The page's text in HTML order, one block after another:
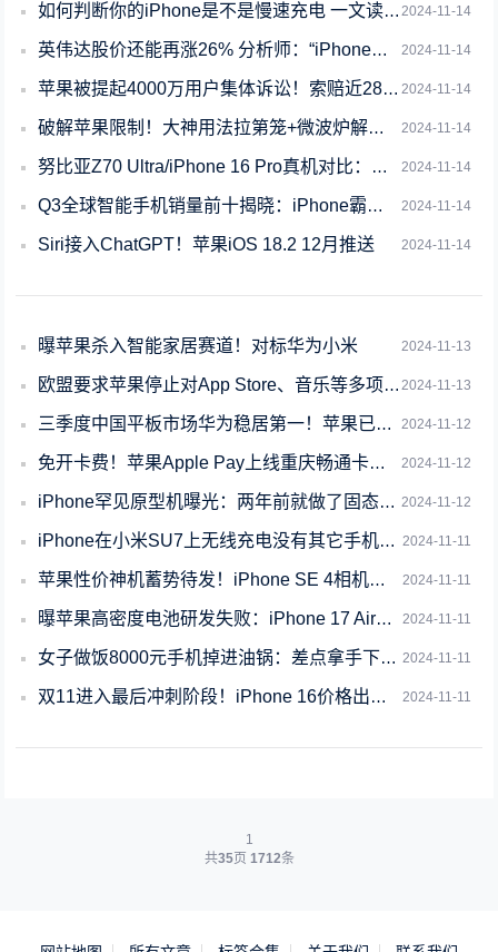
2024-11-14
如何判断你的iPhone是不是慢速充电 一文读懂
2024-11-14
英伟达股价还能再涨26% 分析师：“iPhone时刻”即将来袭
2024-11-14
苹果被提起4000万用户集体诉讼！索赔近280亿元
2024-11-14
破解苹果限制！大神用法拉第笼+微波炉解锁AirPods Pro助听器功能
2024-11-14
努比亚Z70 Ultra/iPhone 16 Pro真机对比：屏占比高下立判
2024-11-14
Q3全球智能手机销量前十揭晓：iPhone霸占前三 国产仅Redmi 13C上
2024-11-14
Siri接入ChatGPT！苹果iOS 18.2 12月推送
2024-11-13
曝苹果杀入智能家居赛道！对标华为小米
2024-11-13
欧盟要求苹果停止对App Store、音乐等多项服务进行地理封锁
2024-11-12
三季度中国平板市场华为稳居第一！苹果已被远远甩开
2024-11-12
免开卡费！苹果Apple Pay上线重庆畅通卡：iPhone也能刷重庆公交了
2024-11-12
iPhone罕见原型机曝光：两年前就做了固态电源、音量按键
2024-11-11
iPhone在小米SU7上无线充电没有其它手机快 小米回应
2024-11-11
苹果性价神机蓄势待发！iPhone SE 4相机模块12月份开始量产：LG供货
2024-11-11
曝苹果高密度电池研发失败：iPhone 17 Air将会变厚
2024-11-11
女子做饭8000元手机掉进油锅：差点拿手下去捞 手机已报废
2024-11-11
双11进入最后冲刺阶段！iPhone 16价格出现新低：5099元起
1
共35页 1712条